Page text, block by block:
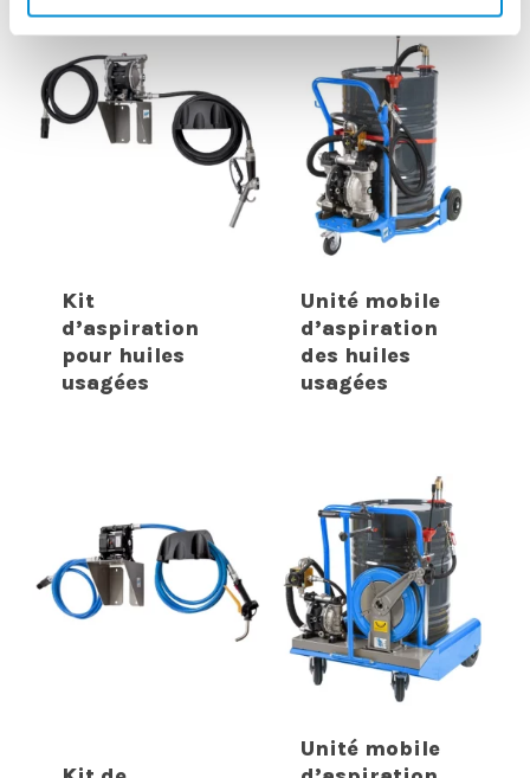
Kit
d’aspiration
pour huiles
usagées
Unité mobile
d’aspiration
des huiles
usagées
Unité mobile